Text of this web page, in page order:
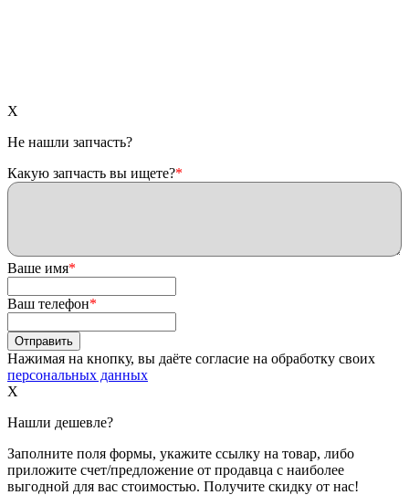
X
Не нашли запчасть?
Какую запчасть вы ищете?*
Ваше имя*
Ваш телефон*
Нажимая на кнопку, вы даёте согласие на обработку своих
персональных данных
X
Нашли дешевле?
Заполните поля формы, укажите ссылку на товар, либо
приложите счет/предложение от продавца с наиболее
выгодной для вас стоимостью. Получите скидку от нас!